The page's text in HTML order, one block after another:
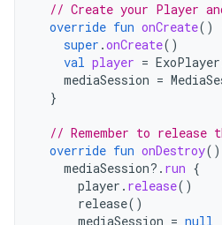
// Create your Player
override fun onCreate()
super .onCreate()
val player = ExoPlayer
mediaSession =
}
// Remember to release
override fun onDestroy()
mediaSession?. run {
player . release()
release()
mediaSession = null